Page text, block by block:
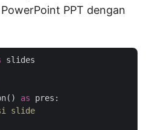
PPT dengan
slides
as pres:
slide